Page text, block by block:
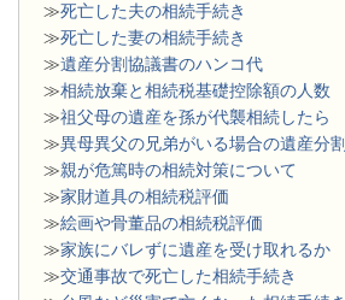
≫死亡した夫の相続手続き
≫死亡した妻の相続手続き
≫遺産分割協議書のハンコ代
≫相続放棄と相続税基礎控除額の人数
≫祖父母の遺産を孫が代襲相続したら
≫異母異父の兄弟がいる場合の遺産分割
≫親が危篤時の相続対策について
≫家財道具の相続税評価
≫絵画や骨董品の相続税評価
≫家族にバレずに遺産を受け取れるか
≫交通事故で死亡した相続手続き